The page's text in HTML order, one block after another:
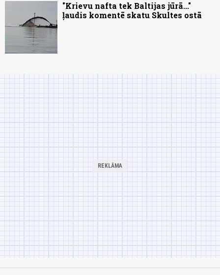
"Krievu nafta tek Baltijas jūrā..."
ļaudis komentē skatu Skultes ostā